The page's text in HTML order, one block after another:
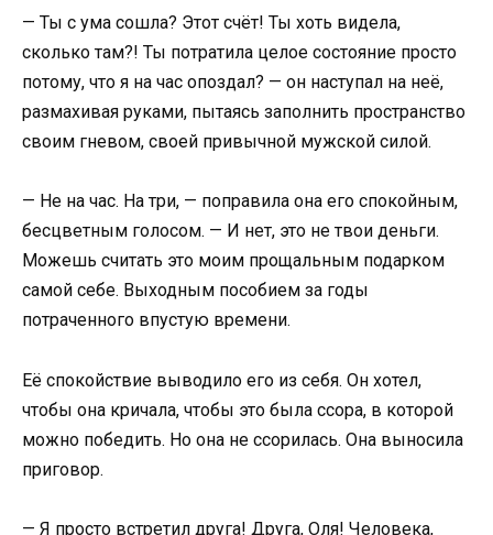
— Ты с ума сошла? Этот счёт! Ты хоть видела,
сколько там?! Ты потратила целое состояние просто
потому, что я на час опоздал? — он наступал на неё,
размахивая руками, пытаясь заполнить пространство
своим гневом, своей привычной мужской силой.
— Не на час. На три, — поправила она его спокойным,
бесцветным голосом. — И нет, это не твои деньги.
Можешь считать это моим прощальным подарком
самой себе. Выходным пособием за годы
потраченного впустую времени.
Её спокойствие выводило его из себя. Он хотел,
чтобы она кричала, чтобы это была ссора, в которой
можно победить. Но она не ссорилась. Она выносила
приговор.
— Я просто встретил друга! Друга, Оля! Человека,